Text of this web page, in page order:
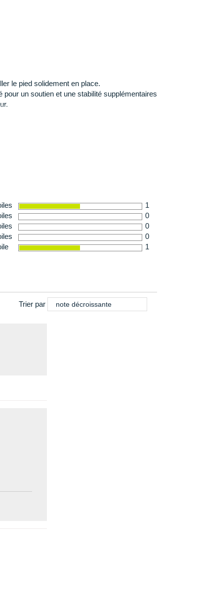
le pied solidement en place.
pour un soutien et une stabilité supplémentaires
1
0
0
0
1
Trier par note décroissante